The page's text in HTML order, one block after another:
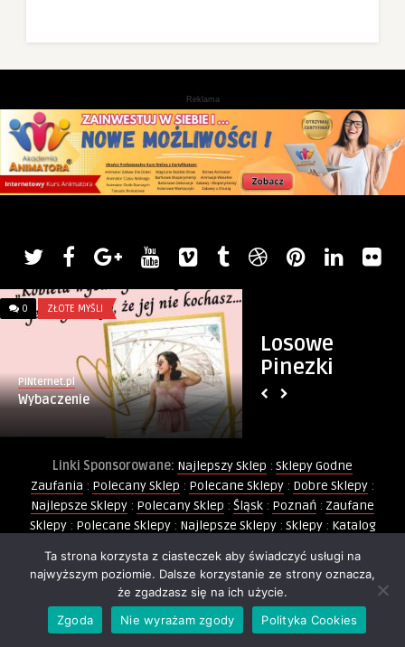
Reklama
Losowe
Pinezki
0 ZŁOTE MYŚLI
PINternet.pl
Wybaczenie
Linki Sponsorowane: Najlepszy Sklep : Sklepy Godne
Zaufania : Polecany Sklep : Polecane Sklepy : Dobre Sklepy :
Najlepsze Sklepy : Polecany Sklep : Śląsk : Poznań : Zaufane
Sklepy: Polecane Sklepy: Najlepsze Sklepy: Sklepy: Katalog
Polecane Sklepy:Sklep Godny Zaufania:Zaufany Sklep:
Sklep Świętego Mikołaja
Strój Mikołaja Trójmiasto
Wiadomości Lokalne:Party Shop:Warszawa:Rumia:Bańki
Mydlane:Balony: Balony Foliowe: Kurs Animatora Zabaw
Ta strona korzysta z ciasteczek aby świadczyć usługi na
najwyższym poziomie. Dalsze korzystanie ze strony oznacza,
że zgadzasz się na ich użycie.
Zgoda
Nie wyrażam zgody Polityka Cookies